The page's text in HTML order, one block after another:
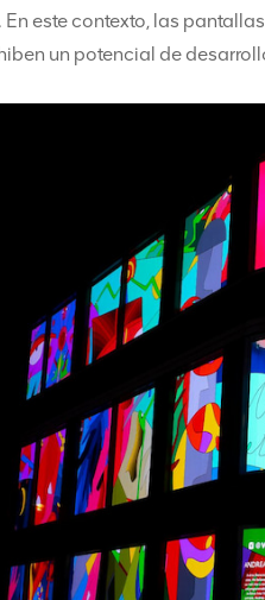
En este contexto, las
un potencial de